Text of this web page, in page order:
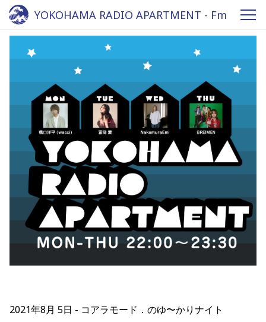
YOKOHAMA RADIO APARTMENT - Fm
yokohama 84.7
2021年8月 5日 コアラモード．のゆ〜かりナイト